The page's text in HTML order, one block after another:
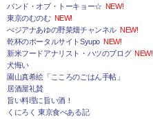
バンド・オブ・トーキョー☆ NEW!
東京のむのむ NEW!
べジアナあゆの野菜畑チャンネル NEW!
乾杯のポータルサイトSyupo NEW!
新米フードアナリスト・ハツのブログ NEW!
犬悔い
園山真希絵「こころのごはん手帖」
居酒屋礼賛
旨い料理に旨い酒！
くにろく 東京食べある記